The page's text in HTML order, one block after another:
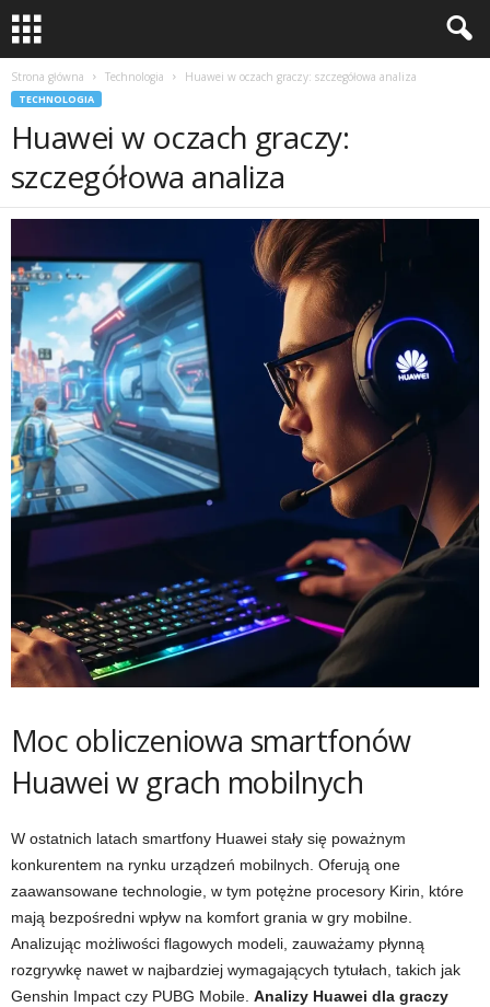
Strona główna Technologia Huawei w oczach graczy: szczegółowa analiza
TECHNOLOGIA
Huawei w oczach graczy:
szczegółowa analiza
Moc obliczeniowa smartfonów
Huawei w grach mobilnych
W ostatnich latach smartfony Huawei stały się poważnym
konkurentem na rynku urządzeń mobilnych. Oferują one
zaawansowane technologie, w tym potężne procesory Kirin, które
mają bezpośredni wpływ na komfort grania w gry mobilne.
Analizując możliwości flagowych modeli, zauważamy płynną
rozgrywkę nawet w najbardziej wymagających tytułach, takich jak
Genshin Impact czy PUBG Mobile. Analizy Huawei dla graczy